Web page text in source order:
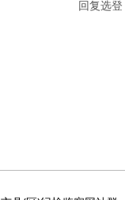
回复选登